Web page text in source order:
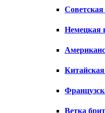
Немецкая
Ветка